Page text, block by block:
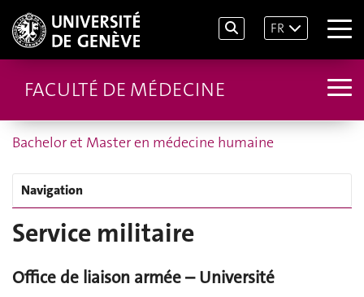
FR
FACULTÉ DE MÉDECINE
Bachelor et Master en médecine humaine
Navigation
Service militaire
Office de liaison armée – Université